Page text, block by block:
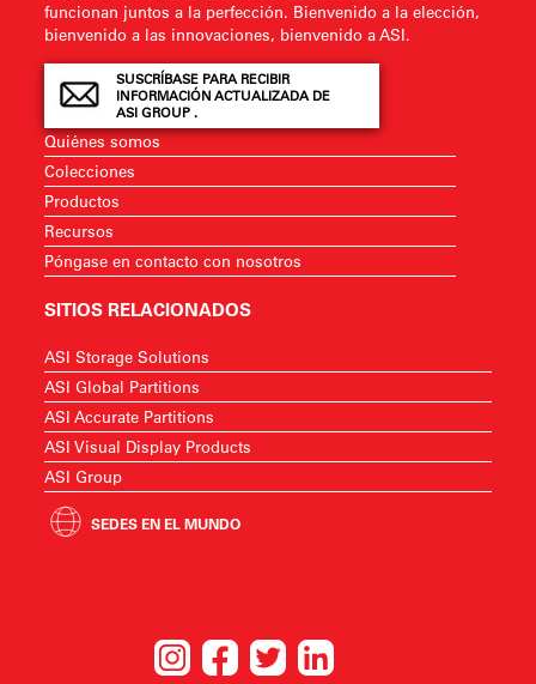
funcionan juntos a la perfección. Bienvenido a la elección,
bienvenido a las innovaciones, bienvenido a ASI.
SUSCRÍBASE PARA RECIBIR
INFORMACIÓN ACTUALIZADA DE
ASI GROUP .
Quiénes somos
Colecciones
Productos
Recursos
Póngase en contacto con nosotros
SITIOS RELACIONADOS
ASI Storage Solutions
ASI Global Partitions
ASI Accurate Partitions
ASI Visual Display Products
ASI Group
SEDES EN EL MUNDO